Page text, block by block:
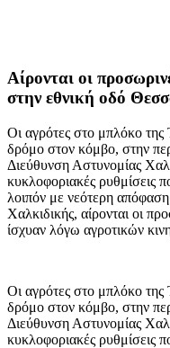
Αίρονται οι
στην εθνική οδό
Οι αγρότες στο μπλόκο της
δρόμο στον κόμβο, στην
Διεύθυνση Αστυνομίας
κυκλοφοριακές ρυθμίσεις
λοιπόν με νεότερη
Χαλκιδικής, αίρονται οι
ίσχυαν λόγω αγροτικών
Οι αγρότες στο μπλόκο της
δρόμο στον κόμβο, στην
Διεύθυνση Αστυνομίας
κυκλοφοριακές ρυθμίσεις